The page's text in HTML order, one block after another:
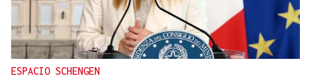
ESPACIO SCHENGEN